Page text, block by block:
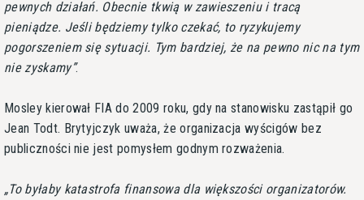
pewnych działań. Obecnie tkwią w zawieszeniu i tracą
pieniądze. Jeśli będziemy tylko czekać, to ryzykujemy
pogorszeniem się sytuacji. Tym bardziej, że na pewno nic na tym
nie zyskamy .
Mosley kierował FIA do 2009 roku, gdy na stanowisku zastąpił go
Jean Todt. Brytyjczyk uważa, że organizacja wyścigów bez
publiczności nie jest pomysłem godnym rozważenia.
To byłaby katastrofa finansowa dla większości organizatorów.